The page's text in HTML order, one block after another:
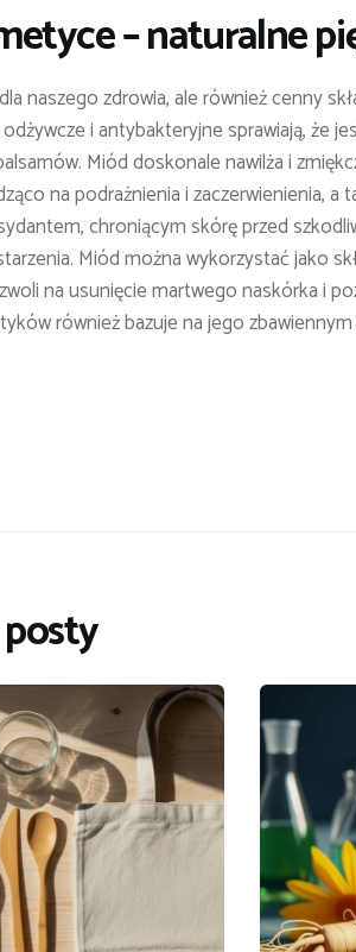
– naturalne
naszego zdrowia, ale również cenny
odżywcze i antybakteryjne sprawiają,
Miód doskonale nawilża i
na podrażnienia i zaczerwienienia,
chroniącym skórę przed
Miód można wykorzystać jako
na usunięcie martwego naskórka i
również bazuje na jego zbawiennym